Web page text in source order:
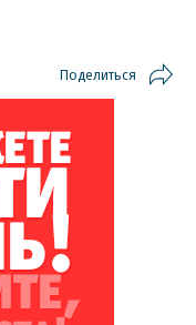
Поделиться